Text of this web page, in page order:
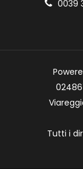
0039
Tutti i